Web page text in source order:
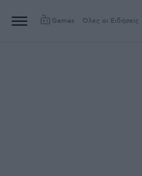
Games Όλες οι Ειδήσεις